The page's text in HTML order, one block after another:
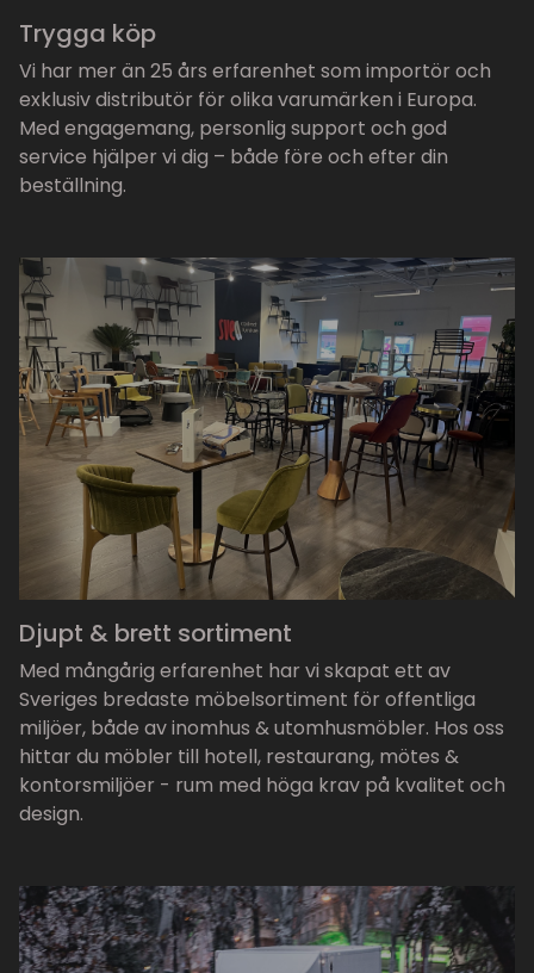
Trygga köp
Vi har mer än 25 års erfarenhet som importör och
exklusiv distributör för olika varumärken i Europa.
Med engagemang, personlig support och god
service hjälper vi dig – både före och efter din
beställning.
Djupt & brett sortiment
Med mångårig erfarenhet har vi skapat ett av
Sveriges bredaste möbelsortiment för offentliga
miljöer, både av inomhus & utomhusmöbler. Hos oss
hittar du möbler till hotell, restaurang, mötes &
kontorsmiljöer - rum med höga krav på kvalitet och
design.